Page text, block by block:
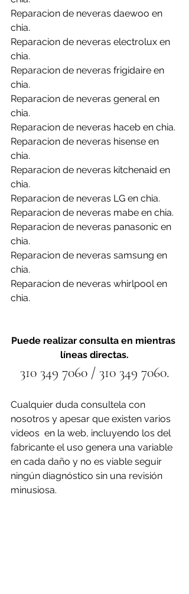
Reparacion de neveras daewoo en
chia.
Reparacion de neveras electrolux en
chia.
Reparacion de neveras frigidaire en
chia.
Reparacion de neveras general en
chia.
Reparacion de neveras haceb en chia.
Reparacion de neveras hisense en
chia.
Reparacion de neveras kitchenaid en
chia.
Reparacion de neveras LG en chia.
Reparacion de neveras mabe en chia.
Reparacion de neveras panasonic en
chia.
Reparacion de neveras samsung en
chia.
Reparacion de neveras whirlpool en
chia.
Puede realizar consulta en mientras
líneas directas.
310 349 7060 / 310 349 7060.
Cualquier duda consultela con
nosotros y apesar que existen varios
videos  en la web, incluyendo los del
fabricante el uso genera una variable
en cada daño y no es viable seguir
ningún diagnóstico sin una revisión
minusiosa.